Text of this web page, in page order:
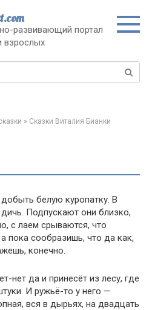
развивающий портал
взрослых
» Сказки Виталия Бианки
белую куропатку. В
Подпускают они близко,
с лаем срываются, что
пока сообразишь, что да как,
конечно.
нет да и принесёт из лесу, где
И ружьё-то у него —
вся в дырьях, на двадцать